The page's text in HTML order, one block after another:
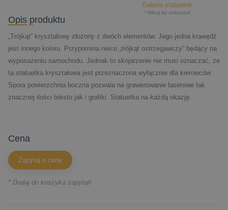
Galeria statuetek
* kliknij by zobaczyć
Opis produktu
„Trójkąt” kryształowy złożony z dwóch elementów. Jego jedna krawędź
jest innego koloru. Przypomina nieco „trójkąt ostrzegawczy” będący na
wyposażeniu samochodu. Jednak to skojarzenie nie musi oznaczać, że
ta statuetka kryształowa jest przeznaczona wyłącznie dla kierowców.
Spora powierzchnia boczna pozwala na grawerowanie laserowe tak
znacznej ilości tekstu jak i grafiki. Statuetka na każdą okazję.
cena
Zapytaj o cenę
* Dodaj do koszyka zapytań